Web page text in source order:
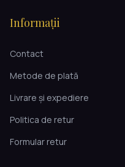
Informații
Contact
Metode de plată
Livrare și expediere
Politica de retur
Formular retur